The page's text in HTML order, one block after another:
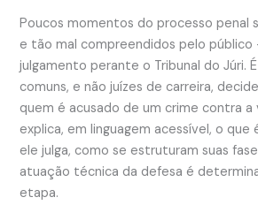
Poucos momentos do processo penal
e tão mal compreendidos pelo
julgamento perante o Tribunal do Júri.
comuns, e não juízes de carreira,
quem é acusado de um crime contra a
explica, em linguagem acessível, o que
ele julga, como se estruturam suas
atuação técnica da defesa é
etapa.